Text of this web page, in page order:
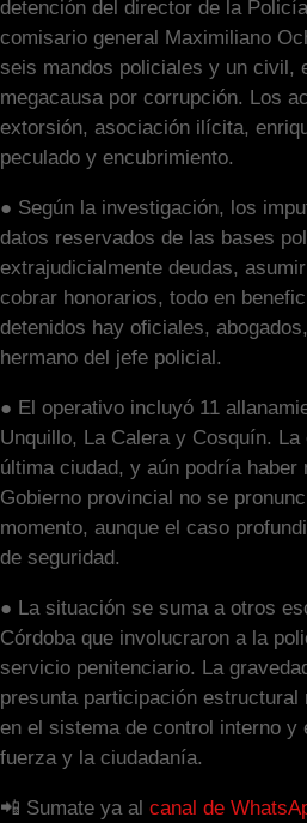
detención del director de la
comisario general Maximiliano
seis mandos policiales y un civil,
megacausa por corrupción. Los
extorsión, asociación ilícita,
peculado y encubrimiento.
● Según la investigación, los
datos reservados de las bases
extrajudicialmente deudas,
cobrar honorarios, todo en
detenidos hay oficiales,
hermano del jefe policial.
● El operativo incluyó 11
Unquillo, La Calera y Cosquín.
última ciudad, y aún podría haber
Gobierno provincial no se
momento, aunque el caso
de seguridad.
● La situación se suma a otros
Córdoba que involucraron a la
servicio penitenciario. La
presunta participación estructural
en el sistema de control interno y
fuerza y la ciudadanía.
📲 Sumate ya al canal de